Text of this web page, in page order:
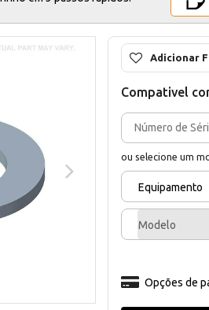
Adicionar
Compativel
ou selecione um
Equipamento
Modelo
Opções de